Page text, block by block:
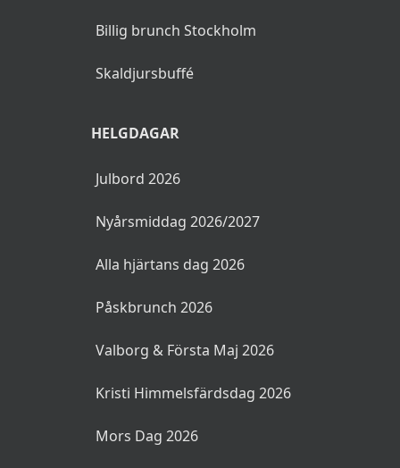
Billig brunch Stockholm
Skaldjursbuffé
HELGDAGAR
Julbord 2026
Nyårsmiddag 2026/2027
Alla hjärtans dag 2026
Påskbrunch 2026
Valborg & Första Maj 2026
Kristi Himmelsfärdsdag 2026
Mors Dag 2026